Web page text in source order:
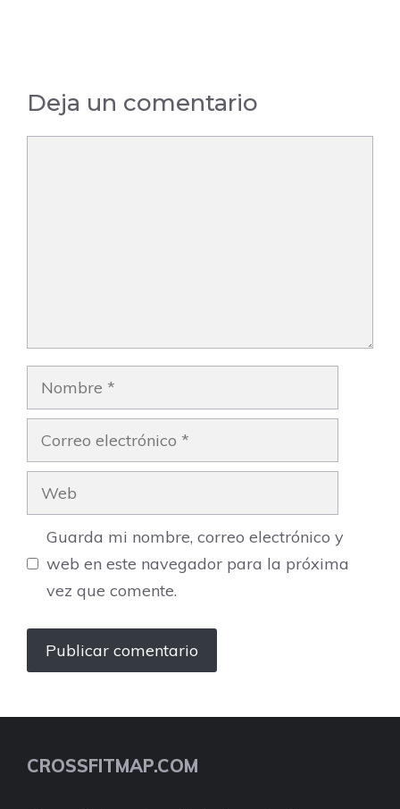
Deja un comentario
Nombre
electrónico
Guarda mi nombre, correo electrónico y
web en este navegador para la próxima
vez que comente.
CROSSFITMAP.COM